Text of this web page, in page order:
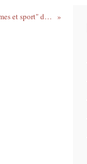
PROGRAMME de Festiv’Elles "Femmes et sport" du 27 février au 28 mars 2023 dans la métropole orléanaise